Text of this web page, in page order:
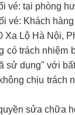
vé: tại phòng
vé: Khách
Xa Lộ Hà Nội,
có trách nhiệm
sử dụng" với
chịu
sửa chữa